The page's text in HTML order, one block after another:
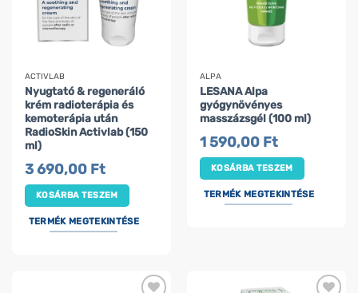
ACTIVLAB
Nyugtató & regeneráló
krém radioterápia és
kemoterápia után
RadioSkin Activlab (150
ml)
3 690,00 Ft
KOSÁRBA TESZEM
TERMÉK MEGTEKINTÉSE
ALPA
LESANA Alpa
gyógynövényes
masszázsgél (100 ml)
1 590,00 Ft
KOSÁRBA TESZEM
TERMÉK MEGTEKINTÉSE